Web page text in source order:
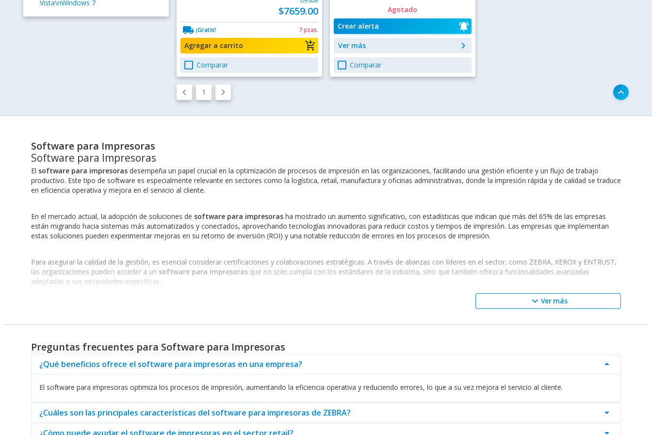
Vista\nWindows 7
$7659.00
local_shipping ¡Gratis! 7 pzas.
add_shopping_cart
Agregar a carrito
check_box_outline_blank Comparar
Agotado
notifications_active
Crear alerta
keyboard_arrow_right
Ver más
check_box_outline_blank Comparar
keyboard_arrow_left 1 keyboard_arrow_right keyboard_arrow_up
Software para Impresoras
Software para Impresoras
El software para impresorasdesempeña un papel crucial en la optimización de procesos de impresión en las organizaciones, facilitando una gestión eficiente y un flujo de trabajo
productivo. Este tipo de software es especialmente relevante en sectores como la logística, retail, manufactura y oficinas administrativas, donde la impresión rápida y de calidad se traduce
en eficiencia operativa y mejora en el servicio al cliente.
En el mercado actual, la adopción de soluciones de software para impresorasha mostrado un aumento significativo, con estadísticas que indican que más del 65% de las empresas
están migrando hacia sistemas más automatizados y conectados, aprovechando tecnologías innovadoras para reducir costos y tiempos de impresión. Las empresas que implementan
estas soluciones pueden experimentar mejoras en su retorno de inversión (ROI) y una notable reducción de errores en los procesos de impresión.
Para asegurar la calidad de la gestión, es esencial considerar certificaciones y colaboraciones estratégicas. A través de alianzas con líderes en el sector, como ZEBRA, XEROX y ENTRUST,
las organizaciones pueden acceder a un software para impresorasque no solo cumpla con los estándares de la industria, sino que también ofrezca funcionalidades avanzadas
adaptadas a sus necesidades específicas.
Software para Impresoras ZEBRA : Ideal para empresas que necesitan imprimir códigos de barras y etiquetas en gran volumen, garantizando calidad y velocidad.
Software para Impresoras XEROX: Con funcionalidades avanzadas de gestión de documentos, ideal para oficinas que buscan simplificar sus procesos de impresión y copiado.
Software para Impresoras ENTRUST: Enfocado en la seguridad y manejo de documentos sensibles, perfecto para sectores que requieren altos niveles de confidencialidad.
Al elegir elsoftware para impresoras, es recomendable realizar un análisis detallado de las necesidades específicas de su empresa para asegurar una integración efectiva en su flujo de
trabajo.Adquieraahora soluciones eficientes que optimicen sus procesos de impresión enAbasteo.mx
keyboard_arrow_down Ver más
Preguntas frecuentes para Software para Impresoras
¿Qué beneficios ofrece el software para impresoras en una empresa? arrow_drop_down
El software para impresoras optimiza los procesos de impresión, aumentando la eficiencia operativa y reduciendo errores, lo que a su vez mejora el servicio al cliente.
¿Cuáles son las principales características del software para impresoras de ZEBRA? arrow_drop_down